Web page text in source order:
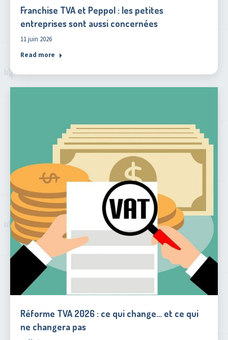
Franchise TVA et Peppol : les petites
entreprises sont aussi concernées
11 juin 2026
Read more
Réforme TVA 2026 : ce qui change… et ce qui
ne changera pas